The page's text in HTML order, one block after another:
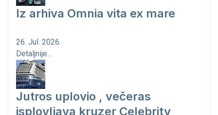
Iz arhiva Omnia vita ex mare
26. Jul. 2026.
Detaljnije...
Jutros uplovio , večeras
isplovljava kruzer Celebrity